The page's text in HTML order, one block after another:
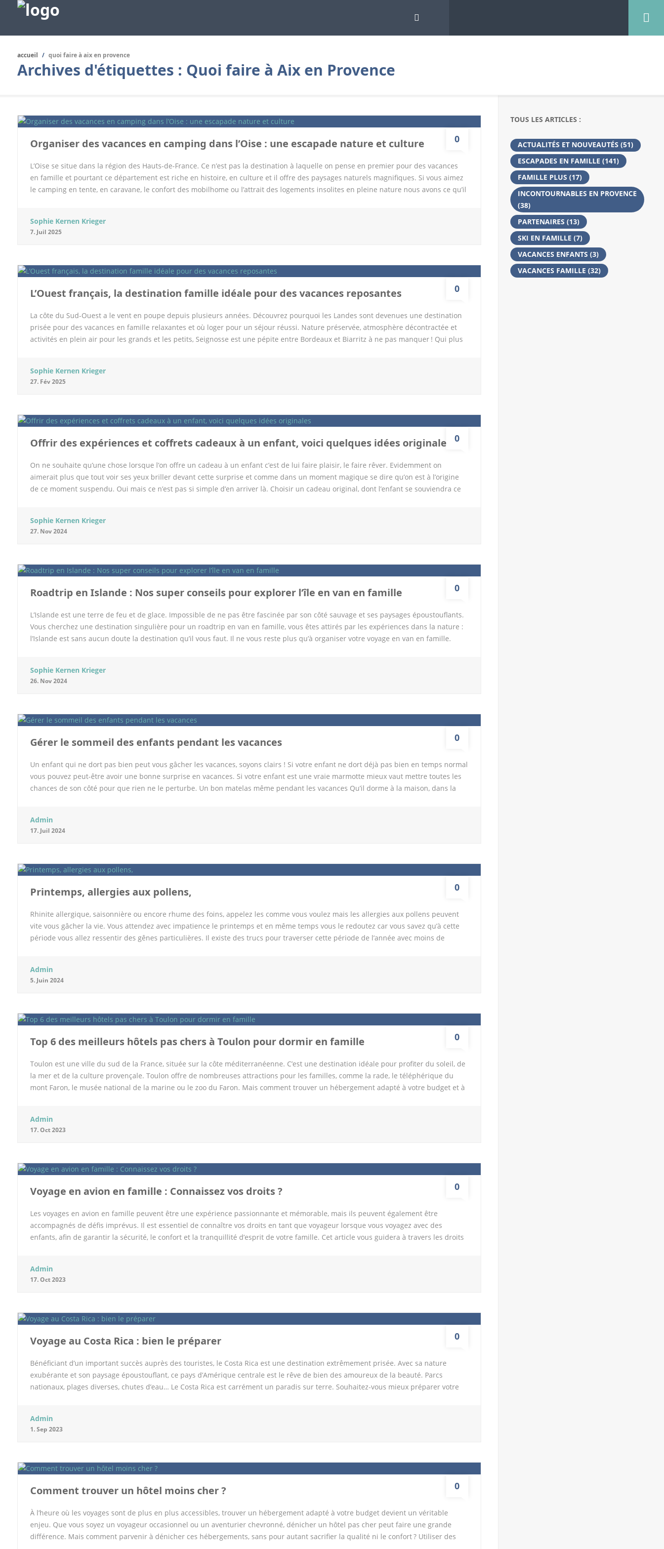
accueil / quoi faire à aix en provence
Archives d'étiquettes : Quoi faire à Aix en Provence
Organiser des vacances en camping dans l’Oise : une escapade nature et culture 0
L’Oise se situe dans la région des Hauts-de-France. Ce n’est pas la destination à laquelle on pense en premier pour des vacances
en famille et pourtant ce département est riche en histoire, en culture et il offre des paysages naturels magnifiques. Si vous aimez
le camping en tente, en caravane, le confort des mobilhome ou l’attrait des logements insolites en pleine nature nous avons ce qu’il
vous a préparer un programme ou plutôt une petite liste des choses à faire sur place. La première ce sont les balades car on y
trouve des forêts particulièrement intéressantes mais aussi des rivières pour fabriquer des moulins à eau et des villages
ne pouvez venir dans l’Oise sans découvrir ce joyau architectural. […]
Sophie Kernen Krieger
7. Juil 2025
L’Ouest français, la destination famille idéale pour des vacances reposantes 0
La côte du Sud-Ouest a le vent en poupe depuis plusieurs années. Découvrez pourquoi les Landes sont devenues une destination
prisée pour des vacances en famille relaxantes et où loger pour un séjour réussi. Nature préservée, atmosphère décontractée et
activités en plein air pour les grands et les petits, Seignosse est une pépite entre Bordeaux et Biarritz à ne pas manquer ! Qui plus
surf français ; une atmosphère détendue et « kids-friendly » ; une pinède apaisante où se promener à pied ou à vélo ; un
environnement unique pour se reconnecter à la nature et pour découvrir la faune et la flore locale ; une multitude d’activités à faire
à 40 min de voiture de Seignosse. C’est […]
Sophie Kernen Krieger
27. Fév 2025
Offrir des expériences et coffrets cadeaux à un enfant, voici quelques idées originales 0
On ne souhaite qu’une chose lorsque l’on offre un cadeau à un enfant c’est de lui faire plaisir, le faire rêver. Evidemment on
aimerait plus que tout voir ses yeux briller devant cette surprise et comme dans un moment magique se dire qu’on est à l’origine
de ce moment suspendu. Oui mais ce n’est pas si simple d’en arriver là. Choisir un cadeau original, dont l’enfant se souviendra ce
qu’un présent à utiliser de suite l’enfant quel que soit son âge pourra assouvir une envie ou se découvrir une nouvelle passion. Il
est possible d’enrichir son quotidien au travers d’une nouvelle découverte. Le gros avantage des coffrets c’est que l’on peut choisir
Sophie Kernen Krieger
27. Nov 2024
Roadtrip en Islande : Nos super conseils pour explorer l’île en van en famille 0
L’Islande est une terre de feu et de glace. Impossible de ne pas être fascinée par son côté sauvage et ses paysages époustouflants.
Vous cherchez une destination singulière pour un roadtrip en van en famille, vous êtes attirés par les expériences dans la nature :
l’Islande est sans aucun doute la destination qu’il vous faut. Il ne vous reste plus qu’à organiser votre voyage en van en famille.
Pourquoi choisir un roadtrip en Islande en van ? Pour la beauté des paysages naturels Le premier critère qui pousse à choisir
l’Islande comme destination c’est sa nature incroyable qui devient un immense terrain de jeu pour les enfants. Imaginez découvrir
d’une cascade, vous traverserez des champs de lave. […]
Sophie Kernen Krieger
26. Nov 2024
Gérer le sommeil des enfants pendant les vacances 0
Un enfant qui ne dort pas bien peut vous gâcher les vacances, soyons clairs ! Si votre enfant ne dort déjà pas bien en temps normal
vous pouvez peut-être avoir une bonne surprise en vacances. Si votre enfant est une vraie marmotte mieux vaut mettre toutes les
chances de son côté pour que rien ne le perturbe. Un bon matelas même pendant les vacances Qu’il dorme à la maison, dans la
n’est pas parce qu’il est tout petit qu’il faut lésiner sur son confort. Dormir tranquille à la maison. Même s’il dort dans son cadre
habituel il faut penser à adapter le couchage en été. Si le matelas est dispose de deux faces l’une hiver et l’autre été il est temps de
Admin
17. Juil 2024
Printemps, allergies aux pollens, 0
Rhinite allergique, saisonnière ou encore rhume des foins, appelez les comme vous voulez mais les allergies aux pollens peuvent
vite vous gâcher la vie. Vous attendez avec impatience le printemps et en même temps vous le redoutez car vous savez qu’à cette
période vous allez ressentir des gênes particulières. Il existe des trucs pour traverser cette période de l’année avec moins de
l’exposition à un allergène comme ici le pollen qui provoque des symptômes pathologiques. Les grosses périodes d’allergies sont
en général le printemps. La période est en effet celle qui est la plus propice à la pollinisation des végétaux. C’est à ce moment-là
pollen peuvent être provoquées par des pollens d’arbres (ces allergies interviennent en début d’année entre février et […]
Admin
5. Juin 2024
Top 6 des meilleurs hôtels pas chers à Toulon pour dormir en famille 0
Toulon est une ville du sud de la France, située sur la côte méditerranéenne. C’est une destination idéale pour profiter du soleil, de
la mer et de la culture provençale. Toulon offre de nombreuses attractions pour les familles, comme la rade, le téléphérique du
mont Faron, le musée national de la marine ou le zoo du Faron. Mais comment trouver un hébergement adapté à votre budget et à
centre-ville de Toulon. Il propose des chambres confortables et climatisées, équipées d’une télévision à écran plat, d’un bureau et
d’une salle de bain privative. L’hôtel dispose également d’un restaurant, d’un bar, d’une piscine extérieure, d’un parking gratuit et
touristiques, comme le parc d’attractions Magic World, le parc […]
Admin
17. Oct 2023
Voyage en avion en famille : Connaissez vos droits ? 0
Les voyages en avion en famille peuvent être une expérience passionnante et mémorable, mais ils peuvent également être
accompagnés de défis imprévus. Il est essentiel de connaître vos droits en tant que voyageur lorsque vous voyagez avec des
enfants, afin de garantir la sécurité, le confort et la tranquillité d’esprit de votre famille. Cet article vous guidera à travers les droits
connaître : 1. Droit à l’information Les compagnies aériennes ont l’obligation de vous informer des règles et des procédures liées au
voyage en famille. Cela comprend les politiques sur les bagages, les repas spéciaux pour enfants, les équipements de sécurité pour
rester ensemble en vol. Les compagnies aériennes doivent faire de leur mieux pour satisfaire cette […]
Admin
17. Oct 2023
Voyage au Costa Rica : bien le préparer 0
Bénéficiant d’un important succès auprès des touristes, le Costa Rica est une destination extrêmement prisée. Avec sa nature
exubérante et son paysage époustouflant, ce pays d’Amérique centrale est le rêve de bien des amoureux de la beauté. Parcs
nationaux, plages diverses, chutes d’eau… Le Costa Rica est carrément un paradis sur terre. Souhaitez-vous mieux préparer votre
routes de ce pays. Outre la fluidité de la circulation, ces dernières sont dotées de nombreux panneaux de signalisation. La liberté
et la flexibilité peuvent également justifier la location d’un véhicule pendant votre séjour au Costa Rica. En dehors des principales
beauté de la faune et de la flore costaricienne. Contrairement à ce qui se passe dans les […]
Admin
1. Sep 2023
Comment trouver un hôtel moins cher ? 0
À l’heure où les voyages sont de plus en plus accessibles, trouver un hébergement adapté à votre budget devient un véritable
enjeu. Que vous soyez un voyageur occasionnel ou un aventurier chevronné, dénicher un hôtel pas cher peut faire une grande
différence. Mais comment parvenir à dénicher ces hébergements, sans pour autant sacrifier la qualité ni le confort ? Utiliser des
TOUS LES ARTICLES :
ACTUALITÉS ET NOUVEAUTÉS (51)
ESCAPADES EN FAMILLE (141)
FAMILLE PLUS (17)
INCONTOURNABLES EN PROVENCE
(38)
PARTENAIRES (13)
SKI EN FAMILLE (7)
VACANCES ENFANTS (3)
VACANCES FAMILLE (32)